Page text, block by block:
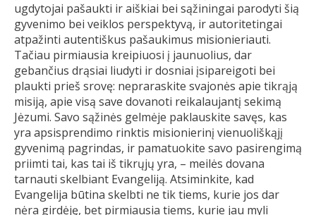
ugdytojai pašaukti ir aiškiai bei sąžiningai parodyti šią
gyvenimo bei veiklos perspektyvą, ir autoritetingai
atpažinti autentiškus pašaukimus misionieriauti.
Tačiau pirmiausia kreipiuosi į jaunuolius, dar
gebančius drąsiai liudyti ir dosniai įsipareigoti bei
plaukti prieš srovę: nepraraskite svajonės apie tikrąją
misiją, apie visą save dovanoti reikalaujantį sekimą
Jėzumi. Savo sąžinės gelmėje paklauskite savęs, kas
yra apsisprendimo rinktis misionierinį vienuoliškąjį
gyvenimą pagrindas, ir pamatuokite savo pasirengimą
priimti tai, kas tai iš tikrųjų yra, – meilės dovana
tarnauti skelbiant Evangeliją. Atsiminkite, kad
Evangelija būtina skelbti ne tik tiems, kurie jos dar
nėra girdėję, bet pirmiausia tiems, kurie jau myli